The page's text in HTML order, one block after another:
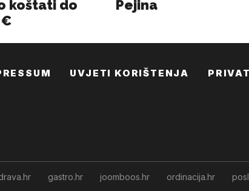
UVJETI KORIŠTENJA
gastro.hr joomboos.hr ordinacija.hr